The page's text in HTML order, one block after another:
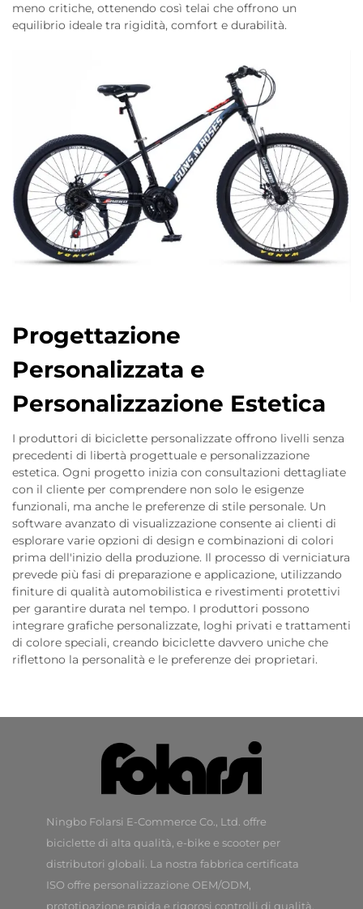
meno critiche, ottenendo così telai che offrono un
equilibrio ideale tra rigidità, comfort e durabilità.
Progettazione
Personalizzata e
Personalizzazione Estetica
I produttori di biciclette personalizzate offrono livelli senza
precedenti di libertà progettuale e personalizzazione
estetica. Ogni progetto inizia con consultazioni dettagliate
con il cliente per comprendere non solo le esigenze
funzionali, ma anche le preferenze di stile personale. Un
software avanzato di visualizzazione consente ai clienti di
esplorare varie opzioni di design e combinazioni di colori
prima dell'inizio della produzione. Il processo di verniciatura
prevede più fasi di preparazione e applicazione, utilizzando
finiture di qualità automobilistica e rivestimenti protettivi
per garantire durata nel tempo. I produttori possono
integrare grafiche personalizzate, loghi privati e trattamenti
di colore speciali, creando biciclette davvero uniche che
riflettono la personalità e le preferenze dei proprietari.
Ningbo Folarsi E-Commerce Co., Ltd. offre
biciclette di alta qualità, e-bike e scooter per
distributori globali. La nostra fabbrica certificata
ISO offre personalizzazione OEM/ODM,
prototipazione rapida e rigorosi controlli di qualità.